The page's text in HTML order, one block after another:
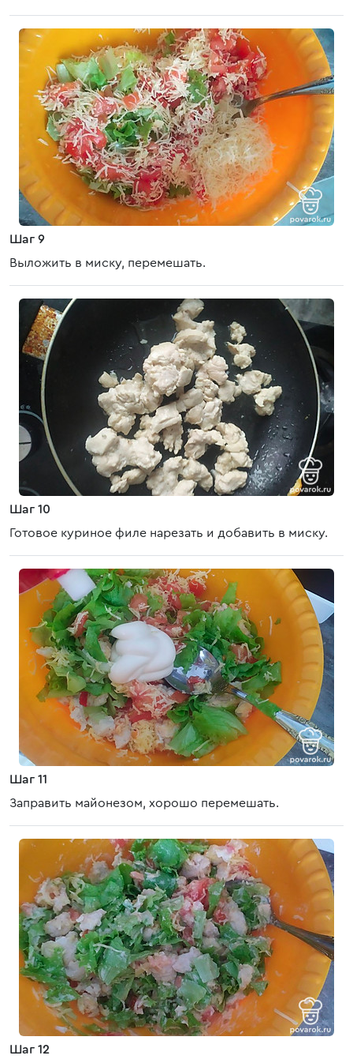
Шаг 9
Выложить в миску, перемешать.
Шаг 10
Готовое куриное филе нарезать и добавить в миску.
Шаг 11
Заправить майонезом, хорошо перемешать.
Шаг 12